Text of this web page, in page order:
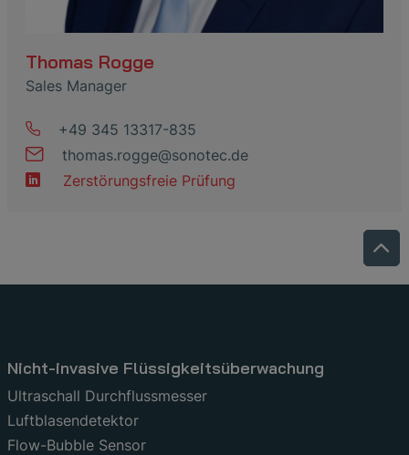
Thomas Rogge
Sales Manager
+49 345 13317-835
thomas.rogge@sonotec.de
Zerstörungsfreie Prüfung
Nicht-invasive Flüssigkeitsüberwachung
Ultraschall Durchflussmesser
Luftblasendetektor
Flow-Bubble Sensor